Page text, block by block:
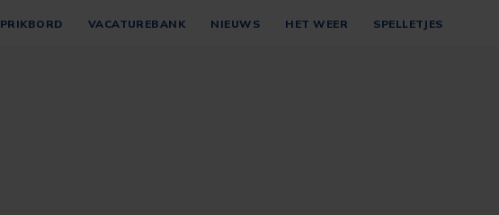
PRIKBORD VACATUREBANK NIEUWS HET WEER SPELLETJES